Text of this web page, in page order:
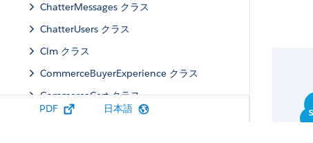
ChatterMessages クラス
ChatterUsers クラス
Clm クラス
CommerceBuyerExperience クラス
CommerceCart クラス
CommerceCatalog クラス
PDF 日本語